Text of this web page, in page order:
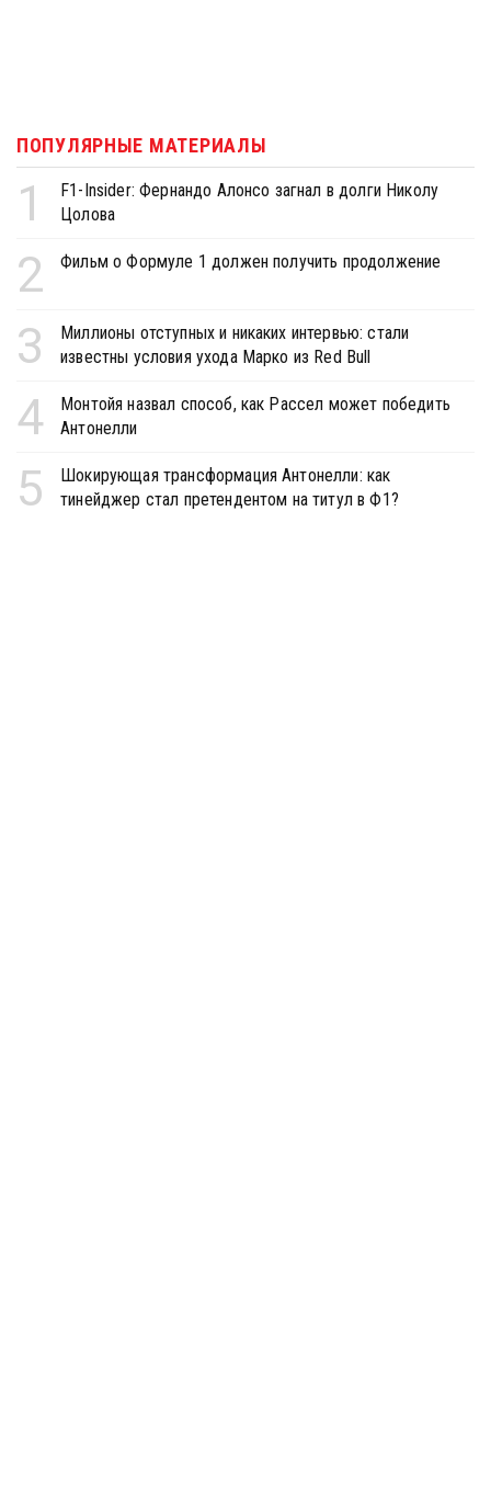
ПОПУЛЯРНЫЕ МАТЕРИАЛЫ
1
F1-Insider: Фернандо Алонсо загнал в долги Николу
Цолова
2 Фильм о Формуле 1 должен получить продолжение
3
Миллионы отступных и никаких интервью: стали
известны условия ухода Марко из Red Bull
4
Монтойя назвал способ, как Рассел может победить
Антонелли
5
Шокирующая трансформация Антонелли: как
тинейджер стал претендентом на титул в Ф1?